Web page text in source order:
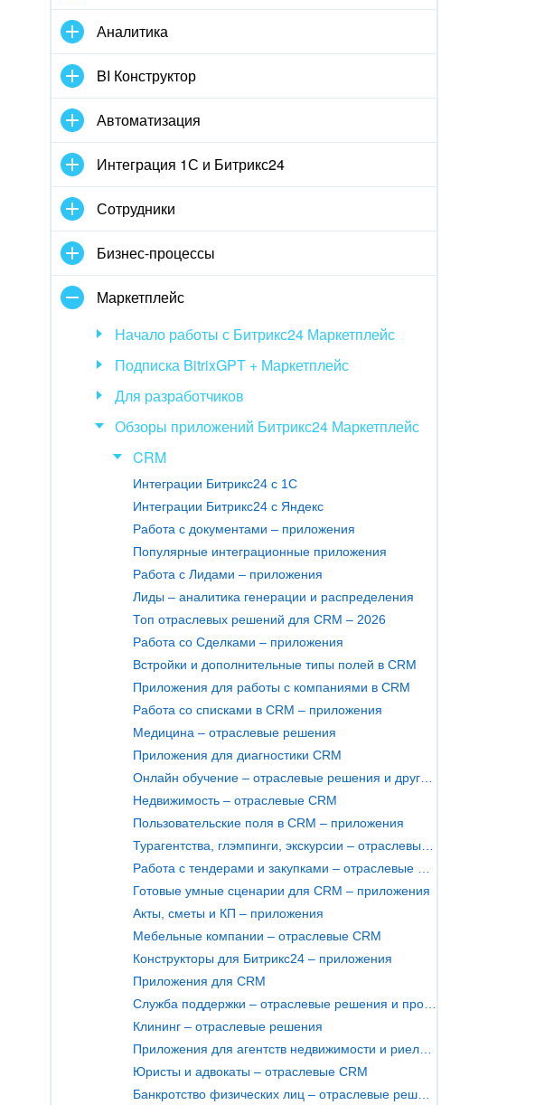
Аналитика
BI Конструктор
Автоматизация
Интеграция 1С и Битрикс24
Сотрудники
Бизнес-процессы
Маркетплейс
Начало работы с Битрикс24 Маркетплейс
Подписка BitrixGPT + Маркетплейс
Для разработчиков
Обзоры приложений Битрикс24 Маркетплейс
CRM
Интеграции Битрикс24 с 1С
Интеграции Битрикс24 с Яндекс
Работа с документами – приложения
Популярные интеграционные приложения
Работа с Лидами – приложения
Лиды – аналитика генерации и распределения
Топ отраслевых решений для CRM – 2026
Работа со Сделками – приложения
Встройки и дополнительные типы полей в CRM
Приложения для работы с компаниями в CRM
Работа со списками в CRM – приложения
Медицина – отраслевые решения
Приложения для диагностики CRM
Недвижимость – отраслевые CRM
Пользовательские поля в CRM – приложения
Готовые умные сценарии для CRM – приложения
Акты, сметы и КП – приложения
Мебельные компании – отраслевые CRM
Конструкторы для Битрикс24 – приложения
Приложения для CRM
Клининг – отраслевые решения
Юристы и адвокаты – отраслевые CRM